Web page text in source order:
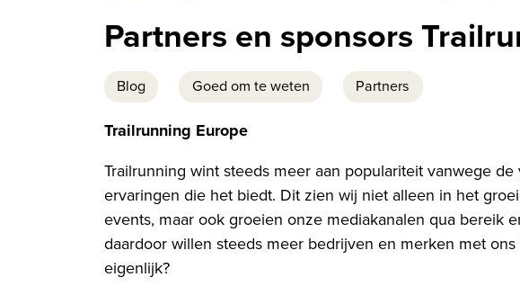
Partners en sponsors
Blog Goed om te weten Partners
Trailrunning Europe
Trailrunning wint steeds meer aan populariteit vanwege
ervaringen die het biedt. Dit zien wij niet alleen in het
events, maar ook groeien onze mediakanalen qua bereik
daardoor willen steeds meer bedrijven en merken met
eigenlijk?